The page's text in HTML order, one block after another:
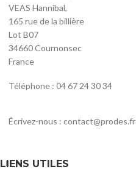
VEAS Hannibal,
165 rue de la billière
Lot B07
34660 Cournonsec
France
Téléphone : 04 67 24 30 34
Écrivez-nous : contact@prodes.fr
LIENS UTILES